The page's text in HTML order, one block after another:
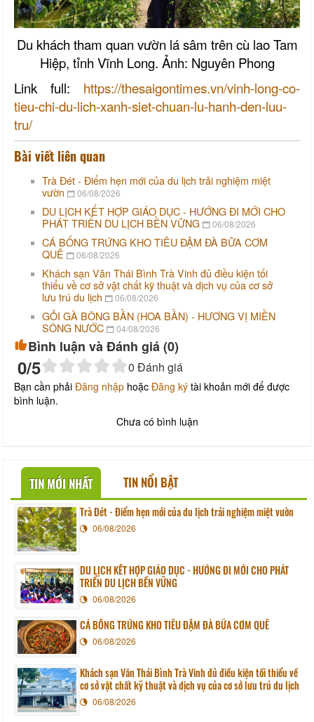
Du khách tham quan vườn lá sâm trên cù lao Tam
Hiệp, tỉnh Vĩnh Long. Ảnh: Nguyên Phong
Link full: https://thesaigontimes.vn/vinh-long-co-
tieu-chi-du-lich-xanh-siet-chuan-lu-hanh-den-luu-
tru/
Bài viết liên quan
Trà Đét - Điểm hẹn mới của du lịch trải nghiệm miệt
vườn
06/08/2026
DU LỊCH KẾT HỢP GIÁO DỤC - HƯỚNG ĐI MỚI CHO
PHÁT TRIỂN DU LỊCH BỀN VỮNG
06/08/2026
CÁ BỐNG TRỨNG KHO TIÊU ĐẬM ĐÀ BỮA CƠM
QUÊ
06/08/2026
Khách sạn Văn Thái Bình Trà Vinh đủ điều kiện tối
thiểu về cơ sở vật chất kỹ thuật và dịch vụ của cơ sở
lưu trú du lịch
06/08/2026
GỎI GÀ BÔNG BẦN (HOA BẦN) - HƯƠNG VỊ MIỀN
SÔNG NƯỚC
04/08/2026
Bình luận và Đánh giá (0)
0/5 0 Đánh giá
Bạn cần phải Đăng nhập hoặc Đăng ký tài khoản mới để được
bình luận.
Chưa có bình luận
TIN MỚI NHẤT TIN NỔI BẬT
Trà Đét - Điểm hẹn mới của du lịch trải nghiệm miệt vườn
06/08/2026
DU LỊCH KẾT HỢP GIÁO DỤC - HƯỚNG ĐI MỚI CHO PHÁT
TRIỂN DU LỊCH BỀN VỮNG
06/08/2026
CÁ BỐNG TRỨNG KHO TIÊU ĐẬM ĐÀ BỮA CƠM QUÊ
06/08/2026
Khách sạn Văn Thái Bình Trà Vinh đủ điều kiện tối thiểu về
cơ sở vật chất kỹ thuật và dịch vụ của cơ sở lưu trú du lịch
06/08/2026